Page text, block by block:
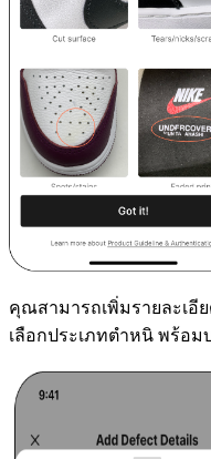
คุณสามารถเพิ่มรายละเอี
เลือกประเภทตำหนิ พร้อม